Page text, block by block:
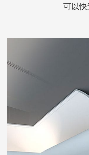
可以快